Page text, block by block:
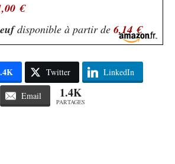
€
disponible à partir de 6,14 €
Twitter LinkedIn
Email 1.4K
PARTAGES